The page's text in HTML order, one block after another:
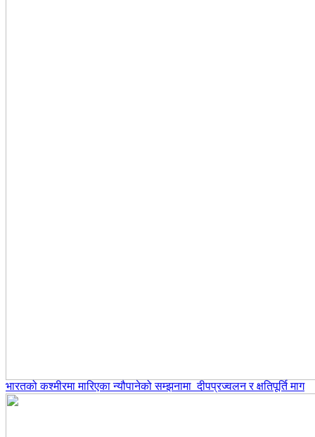
भारतको कश्मीरमा मारिएका न्यौपानेको सम्झनामा दीपप्रज्वलन र क्षतिपूर्ति माग